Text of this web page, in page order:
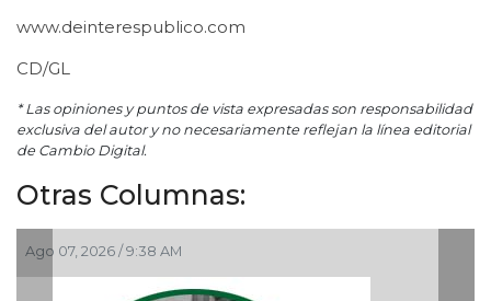
www.deinterespublico.com
CD/GL
* Las opiniones y puntos de vista expresadas son responsabilidad
exclusiva del autor y no necesariamente reflejan la línea editorial
de Cambio Digital.
Otras Columnas:
Ago 05, 2026 / 9:04 PM